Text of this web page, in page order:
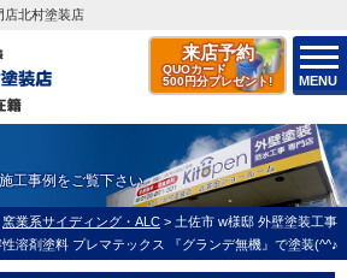
来店予約
QUOカード
500円分プレゼント!
MENU
店北村塗装店
工事例をご覧下さい
窯業系サイディング・ALC > 土佐市 w様邸 外壁塗装工事
溶剤塗料 プレマテックス 『グランデ無機』で塗装(^^♪